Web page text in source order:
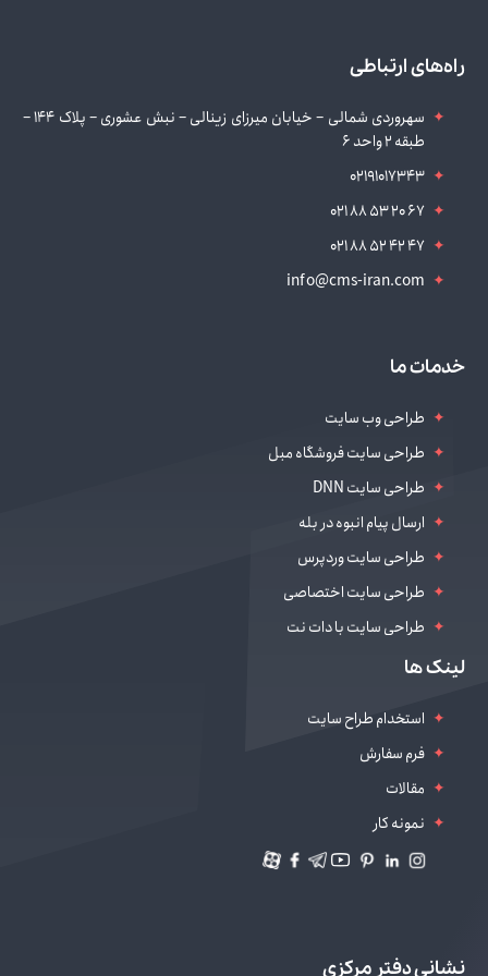
راه‌های ارتباطی
سهروردی شمالی – خیابان میرزای زینالی – نبش عشوری – پلاک 144 –
طبقه 2 واحد 6
02191017343
021 88 53 20 67
021 88 52 42 47
info@cms-iran.com
خدمات ما
طراحی وب سایت
طراحی سایت فروشگاه مبل
طراحی سایت DNN
ارسال پیام انبوه در بله
طراحی سایت وردپرس
طراحی سایت اختصاصی
طراحی سایت با دات نت
طراحی سایت سالن زیباییلینک ها
استخدام طراح سایت
فرم سفارش
مقالات
نمونه کار
نشانی دفتر مرکزی